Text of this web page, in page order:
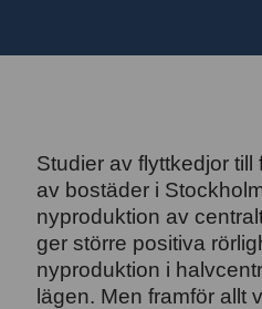
Studier av flyttkedjor
av bostäder i
nyproduktion av
ger större positiva
nyproduktion i
lägen. Men framför allt